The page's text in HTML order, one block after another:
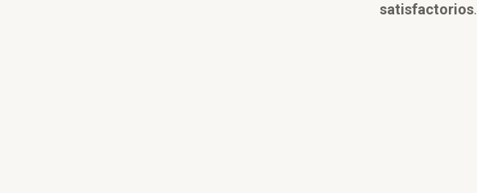
satisfactorios.